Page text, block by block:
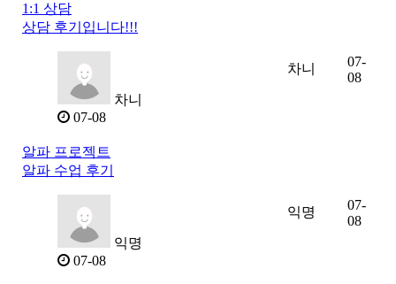
1:1 상담
상담 후기입니다!!!
차니
07-08
차니
07-
08
알파 프로젝트
알파 수업 후기
익명
07-08
익명
07-
08